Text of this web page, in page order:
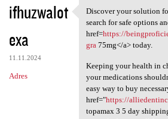
ifhuzwalot
exa
11.11.2024
Adres
Discover your
Discover your solution
search for safe options
href=https://
gra75mg</a> today.
Keeping your health in
your medications
easy way to buy
href="https://
topamax 3 5 day